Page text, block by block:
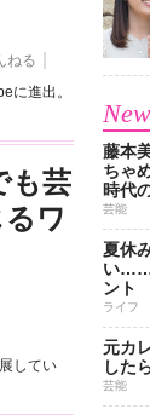
ねる
に進出。
も芸
ワ
してい
藤本
ちゃ
時代
芸能
夏休
い……
ント
ライフ
元カ
した
芸能